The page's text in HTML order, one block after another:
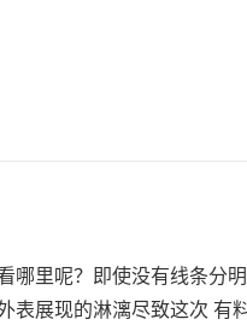
哪里呢？即使没有线条分
表展现的淋漓尽致这次 有